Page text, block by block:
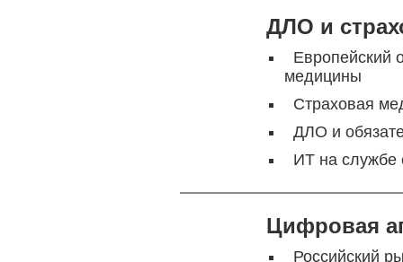
ДЛО и
Европейский
медицины
Страховая
ДЛО и
ИТ на службе
Цифровая
Российский